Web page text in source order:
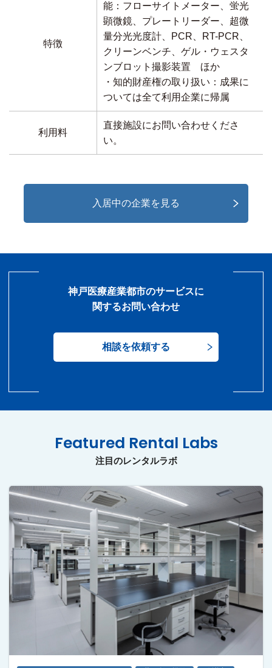
特徴
能：フローサイトメーター、蛍光
顕微鏡、プレートリーダー、超微
量分光光度計、PCR、RT-PCR、
クリーンベンチ、ゲル・ウェスタ
ンブロット撮影装置 ほか
・知的財産権の取り扱い：成果に
ついては全て利用企業に帰属
利用料
直接施設にお問い合わせくださ
い。
入居中の企業を見る
神戸医療産業都市のサービスに
関するお問い合わせ
相談を依頼する
Featured Rental Labs
注目のレンタルラボ